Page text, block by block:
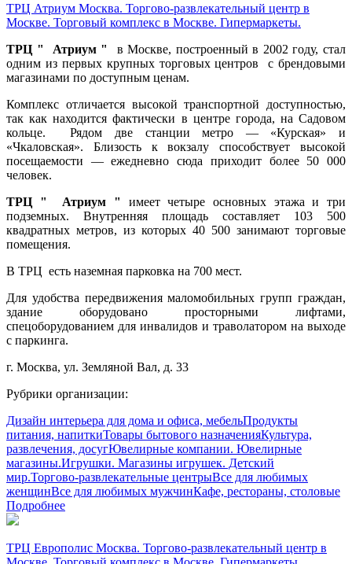
ТРЦ Атриум Москва. Торгово-развлекательный центр в
Москве. Торговый комплекс в Москве. Гипермаркеты.
ТРЦ " Атриум "
в Москве, построенный в 2002 году, стал
одним из первых крупных торговых центров с брендовыми
магазинами по доступным ценам.
Комплекс отличается высокой транспортной доступностью,
так как находится фактически в центре города, на Садовом
кольце. Рядом две станции метро — «Курская» и
«Чкаловская». Близость к вокзалу способствует высокой
посещаемости — ежедневно сюда приходит более 50 000
человек.
ТРЦ " Атриум "
имеет четыре основных этажа и три
подземных. Внутренняя площадь составляет 103 500
квадратных метров, из которых 40 500 занимают торговые
помещения.
В ТРЦ есть наземная парковка на 700 мест.
Для удобства передвижения маломобильных групп граждан,
здание оборудовано просторными лифтами,
спецоборудованием для инвалидов и траволатором на выходе
с паркинга.
г. Москва, ул. Земляной Вал, д. 33
Рубрики организации:
Дизайн интерьера для дома и офиса, мебельПродукты
питания, напиткиТовары бытового назначенияКультура,
развлечения, досугЮвелирные компании. Ювелирные
магазины.Игрушки. Магазины игрушек. Детский
мир.Торгово-развлекательные центрыВсе для любимых
женщинВсе для любимых мужчинКафе, рестораны, столовые
Подробнее
ТРЦ Европолис Москва. Торгово-развлекательный центр в